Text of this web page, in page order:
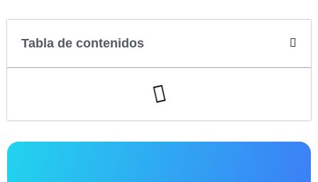
Tabla de contenidos